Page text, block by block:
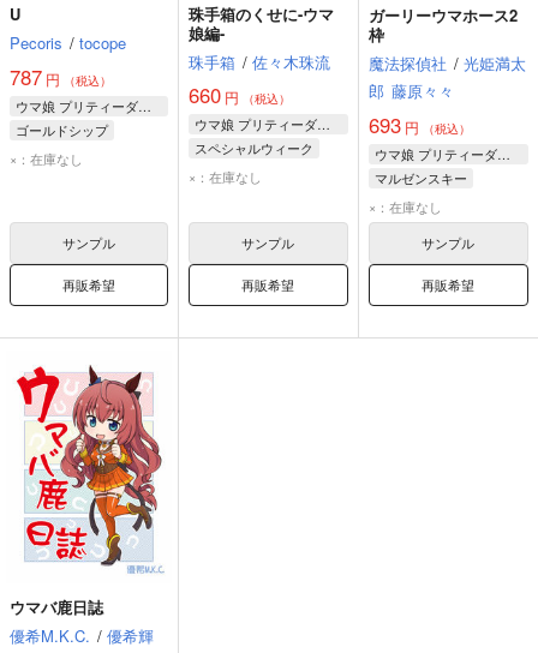
U
Pecoris / tocope
787 円 （税込）
ウマ娘 プリティーダービー
ゴールドシップ
スペシャルウィーク
×：在庫なし
サンプル
再販希望
珠手箱のくせに-ウマ
娘編-
珠手箱 / 佐々木珠流
660 円 （税込）
ウマ娘 プリティーダービー
スペシャルウィーク
マルゼンスキー
×：在庫なし
サンプル
再販希望
ガーリーウマホース2
枠
魔法探偵社 / 光姫満太
郎 藤原々々
693円 （税込）
ウマ娘 プリティーダービー
マルゼンスキー
ライスシャワー
×：在庫なし
サンプル
再販希望
ウマバ鹿日誌
優希M.K.C. / 優希輝